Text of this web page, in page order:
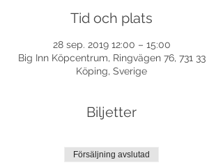
Tid och plats
28 sep. 2019 12:00 – 15:00
Big Inn Köpcentrum, Ringvägen 76, 731 33
Köping, Sverige
Biljetter
Försäljning avslutad